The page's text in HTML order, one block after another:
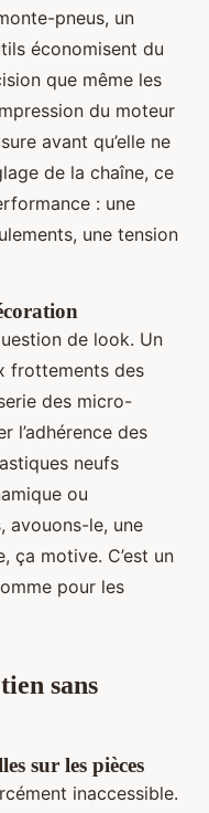
pneus, un
économisent du
que même les
du moteur
avant qu’elle ne
de la chaîne, ce
: une
une tension
de look. Un
frottements des
des micro-
l’adhérence des
neufs
ou
avouons-le, une
ça motive. C’est un
pour les
sans
sur les pièces
inaccessible.